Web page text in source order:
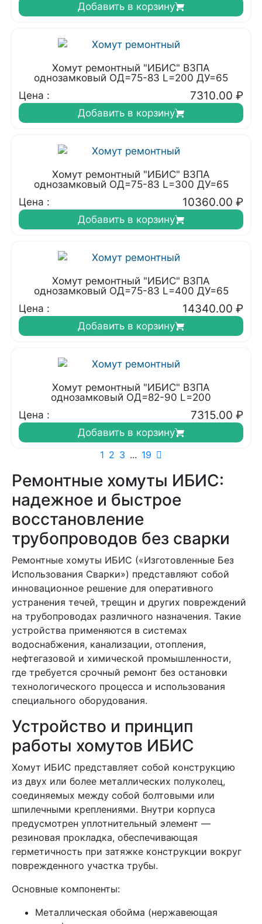
Добавить в корзину
Хомут ремонтный "ИБИС" ВЗПА
однозамковый ОД=75-83 L=200 ДУ=65
Цена :
7310.00 ₽
Добавить в корзину
Хомут ремонтный "ИБИС" ВЗПА
однозамковый ОД=75-83 L=300 ДУ=65
Цена :
10360.00 ₽
Добавить в корзину
Хомут ремонтный "ИБИС" ВЗПА
однозамковый ОД=75-83 L=400 ДУ=65
Цена :
14340.00 ₽
Добавить в корзину
Хомут ремонтный "ИБИС" ВЗПА
однозамковый ОД=82-90 L=200
Цена :
7315.00 ₽
Добавить в корзину
1 2 3 ... 19
Ремонтные хомуты ИБИС:
надежное и быстрое
восстановление
трубопроводов без сварки
Ремонтные хомуты ИБИС («Изготовленные Без
Использования Сварки») представляют собой
инновационное решение для оперативного
устранения течей, трещин и других повреждений
на трубопроводах различного назначения. Такие
устройства применяются в системах
водоснабжения, канализации, отопления,
нефтегазовой и химической промышленности,
где требуется срочный ремонт без остановки
технологического процесса и использования
специального оборудования.
Устройство и принцип
работы хомутов ИБИС
Хомут ИБИС представляет собой конструкцию
из двух или более металлических полуколец,
соединяемых между собой болтовыми или
шпилечными креплениями. Внутри корпуса
предусмотрен уплотнительный элемент —
резиновая прокладка, обеспечивающая
герметичность при затяжке конструкции вокруг
поврежденного участка трубы.
Основные компоненты:
Металлическая обойма (нержавеющая